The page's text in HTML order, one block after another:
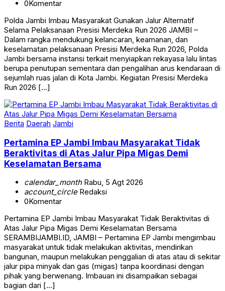
0Komentar
Polda Jambi Imbau Masyarakat Gunakan Jalur Alternatif
Selama Pelaksanaan Presisi Merdeka Run 2026 JAMBI –
Dalam rangka mendukung kelancaran, keamanan, dan
keselamatan pelaksanaan Presisi Merdeka Run 2026, Polda
Jambi bersama instansi terkait menyiapkan rekayasa lalu lintas
berupa penutupan sementara dan pengalihan arus kendaraan di
sejumlah ruas jalan di Kota Jambi. Kegiatan Presisi Merdeka
Run 2026 […]
Berita Daerah Jambi
Pertamina EP Jambi Imbau Masyarakat Tidak
Beraktivitas di Atas Jalur Pipa Migas Demi
Keselamatan Bersama
calendar_monthRabu, 5 Agt 2026
account_circleRedaksi
0Komentar
Pertamina EP Jambi Imbau Masyarakat Tidak Beraktivitas di
Atas Jalur Pipa Migas Demi Keselamatan Bersama
SERAMBIJAMBI.ID, JAMBI – Pertamina EP Jambi mengimbau
masyarakat untuk tidak melakukan aktivitas, mendirikan
bangunan, maupun melakukan penggalian di atas atau di sekitar
jalur pipa minyak dan gas (migas) tanpa koordinasi dengan
pihak yang berwenang. Imbauan ini disampaikan sebagai
bagian dari […]